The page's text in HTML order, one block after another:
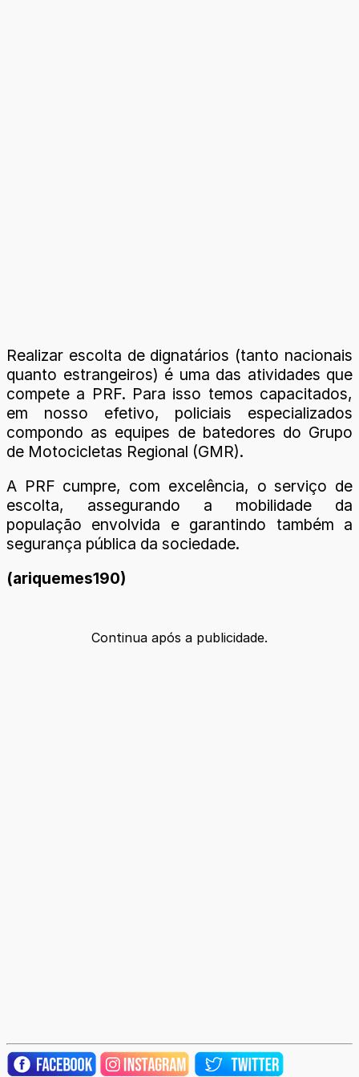
Realizar escolta de dignatários (tanto nacionais
quanto estrangeiros) é uma das atividades que
compete a PRF. Para isso temos capacitados,
em nosso efetivo, policiais especializados
compondo as equipes de batedores do Grupo
de Motocicletas Regional (GMR).
A PRF cumpre, com excelência, o serviço de
escolta, assegurando a mobilidade da
população envolvida e garantindo também a
segurança pública da sociedade.
(ariquemes190)
Continua após a publicidade.